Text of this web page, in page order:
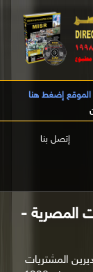
إضغط هنا
إتصل بنا
المصرية -
المشتريات